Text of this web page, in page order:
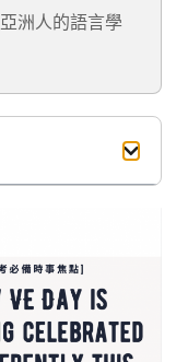
洲人的語言學